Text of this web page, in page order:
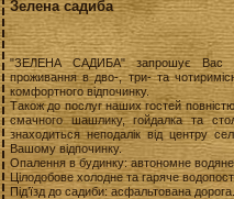
Зелена садиба
"ЗЕЛЕНА САДИБА" запрошує Вас
проживання в дво-, три- та
комфортного відпочинку.
Також до послуг наших гостей
смачного шашлику, гойдалка та
знаходиться неподалік від центру
Вашому відпочинку.
Опалення в будинку: автономне
Цілодобове холодне та гаряче
Під’їзд до садиби: асфальтована дорога.